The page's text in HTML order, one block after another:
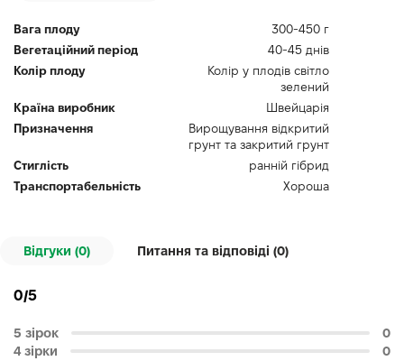
Вага плоду
300-450 г
Вегетаційний період
40-45 днів
Колір плоду
Колір у плодів світло
зелений
Країна виробник
Швейцарія
Призначення
Вирощування відкритий
грунт та закритий грунт
Стиглість
ранній гібрид
Транспортабельність
Хороша
Відгуки (0) Питання та відповіді (0)
0/5
5 зірок
0
4 зірки
0